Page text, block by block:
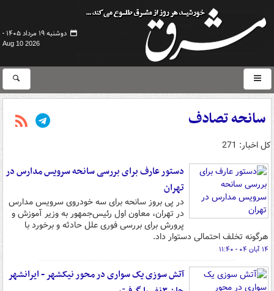
دوشنبه ۱۹ مرداد ۱۴۰۵ -
Aug 10 2026
سانحه تصادف
کل اخبار: 271
دستور عارف برای بررسی سانحه سرویس مدارس در
تهران
در پی بروز سانحه برای سه خودروی سرویس مدارس
در تهران، معاون اول رئیس‌جمهور به وزیر آموزش و
پرورش برای بررسی فوری علل حادثه و برخورد با
هرگونه تخلف احتمالی دستوار داد.
۱۴ آبان ۰۴ - ۱۱:۴۰
آتش سوزی یک سواری در محور نیکشهر - ایرانشهر